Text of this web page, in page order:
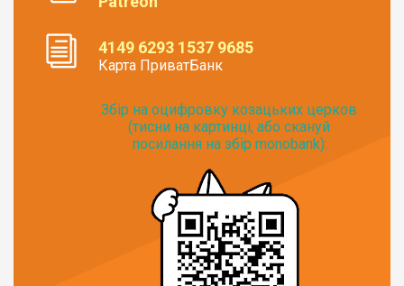
4149 6293 1537 9685
Карта ПриватБанк
Збір на оцифровку козацьких церков
(тисни на картинці, або скануй
посилання на збір monobank):